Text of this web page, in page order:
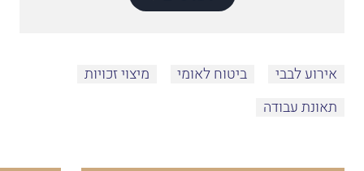
אירוע לבבי ביטוח לאומי
מיצוי זכויות
תאונת עבודה